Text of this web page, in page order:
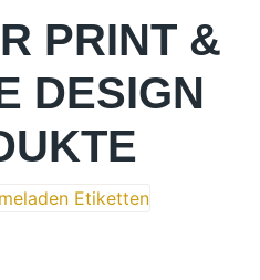
PRINT &
DESIGN